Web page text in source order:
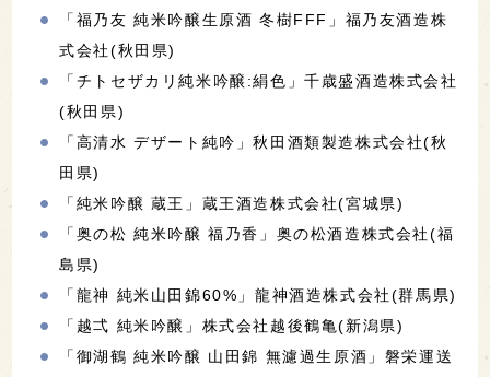
「福乃友 純米吟醸生原酒 冬樹FFF」福乃友酒造株
式会社(秋田県)
「チトセザカリ純米吟醸:絹色」千歳盛酒造株式会社
(秋田県)
「高清水 デザート純吟」秋田酒類製造株式会社(秋
田県)
「純米吟醸 蔵王」蔵王酒造株式会社(宮城県)
「奥の松 純米吟醸 福乃香」奥の松酒造株式会社(福
島県)
「龍神 純米山田錦60%」龍神酒造株式会社(群馬県)
「越弌 純米吟醸」株式会社越後鶴亀(新潟県)
「御湖鶴 純米吟醸 山田錦 無濾過生原酒」磐栄運送